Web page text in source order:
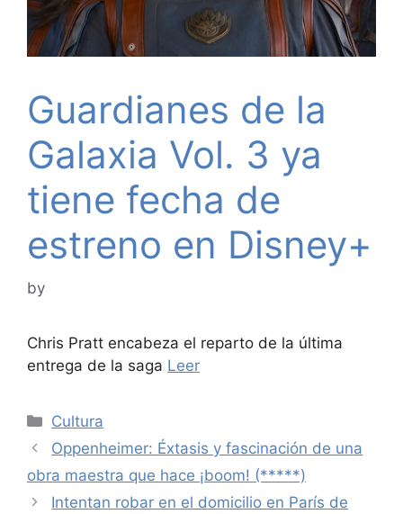
Guardianes de la
Galaxia Vol. 3 ya
tiene fecha de
estreno en Disney+
by
Chris Pratt encabeza el reparto de la última
entrega de la saga Leer
Categories
Cultura
Oppenheimer: Éxtasis y fascinación de una
obra maestra que hace ¡boom! (*****)
Intentan robar en el domicilio en París de